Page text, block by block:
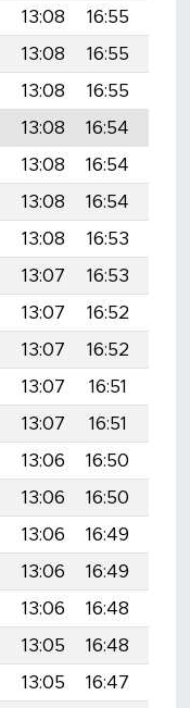
13:08 16:55
13:08 16:55
13:08 16:55
13:08 16:54
13:08 16:54
13:08 16:54
13:08 16:53
13:07 16:53
13:07 16:52
13:07 16:52
13:07 16:51
13:07 16:51
13:06 16:50
13:06 16:50
13:06 16:49
13:06 16:49
13:06 16:48
13:05 16:48
13:05 16:47